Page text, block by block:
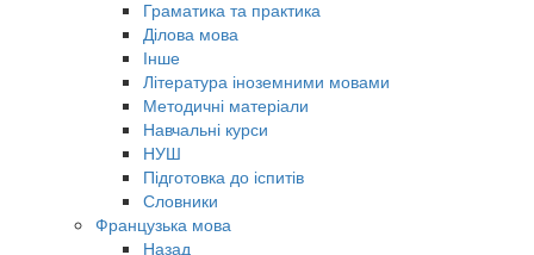
Граматика та практика
Ділова мова
Інше
Література іноземними мовами
Методичні матеріали
Навчальні курси
НУШ
Підготовка до іспитів
Словники
Французька мова
Назад